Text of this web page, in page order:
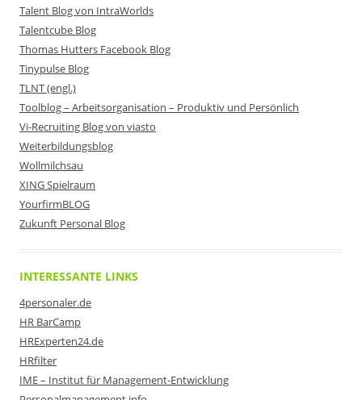
Talent Blog von IntraWorlds
Talentcube Blog
Thomas Hutters Facebook Blog
Tinypulse Blog
TLNT (engl.)
Toolblog – Arbeitsorganisation – Produktiv und Persönlich
Vi-Recruiting Blog von viasto
Weiterbildungsblog
Wollmilchsau
XING Spielraum
YourfirmBLOG
Zukunft Personal Blog
INTERESSANTE LINKS
4personaler.de
HR BarCamp
HRExperten24.de
HRfilter
IME – Institut für Management-Entwicklung